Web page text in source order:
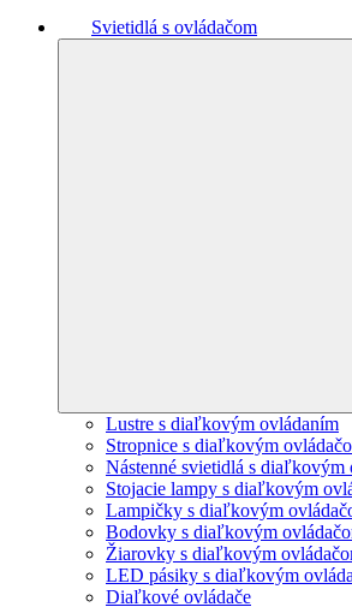
Svietidlá s ovládačom
Lustre s diaľkovým ovládaním
Stropnice s diaľkovým
Nástenné svietidlá s diaľkovým
Stojacie lampy s diaľkovým
Lampičky s diaľkovým
Bodovky s diaľkovým
Žiarovky s diaľkovým
LED pásiky s diaľkovým
Diaľkové ovládače